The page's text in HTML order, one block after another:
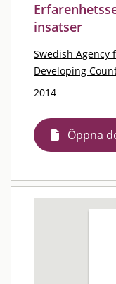
insatser
Swedish Agency
Developing
2014
Öppna